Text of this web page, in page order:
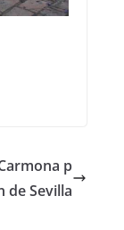
p
de Sevilla